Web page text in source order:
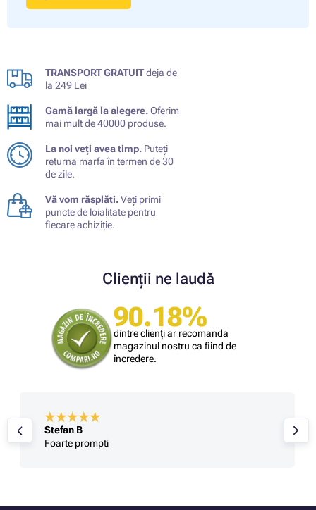
TRANSPORT GRATUITdeja de
la 249 Lei
Gamă largă la alegere.Oferim
mai mult de 40000 produse.
La noi veți avea timp. Puteți
returna marfa în termen de 30
de zile.
Vă vom răsplăti.Veți primi
puncte de loialitate pentru
fiecare achiziție.
Clienții ne laudă
90.18%
dintre clienți ar recomanda
magazinul nostru ca fiind de
încredere.
Stefan B
Foarte prompti